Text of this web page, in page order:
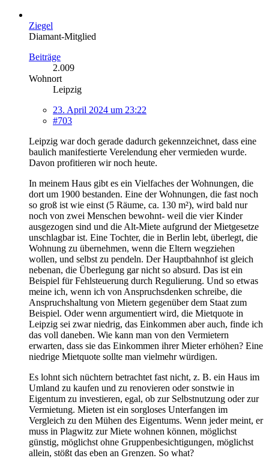
Ziegel
Diamant-Mitglied
Beiträge
2.009
Wohnort
Leipzig
23. April 2024 um 23:22
#703
Leipzig war doch gerade dadurch gekennzeichnet, dass eine
baulich manifestierte Verelendung eher vermieden wurde.
Davon profitieren wir noch heute.
In meinem Haus gibt es ein Vielfaches der Wohnungen, die
dort um 1900 bestanden. Eine der Wohnungen, die fast noch
so groß ist wie einst (5 Räume, ca. 130 m²), wird bald nur
noch von zwei Menschen bewohnt- weil die vier Kinder
ausgezogen sind und die Alt-Miete aufgrund der Mietgesetze
unschlagbar ist. Eine Tochter, die in Berlin lebt, überlegt, die
Wohnung zu übernehmen, wenn die Eltern wegziehen
wollen, und selbst zu pendeln. Der Hauptbahnhof ist gleich
nebenan, die Überlegung gar nicht so absurd. Das ist ein
Beispiel für Fehlsteuerung durch Regulierung. Und so etwas
meine ich, wenn ich von Anspruchsdenken schreibe, die
Anspruchshaltung von Mietern gegenüber dem Staat zum
Beispiel. Oder wenn argumentiert wird, die Mietquote in
Leipzig sei zwar niedrig, das Einkommen aber auch, finde ich
das voll daneben. Wie kann man von den Vermietern
erwarten, dass sie das Einkommen ihrer Mieter erhöhen? Eine
niedrige Mietquote sollte man vielmehr würdigen.
Es lohnt sich nüchtern betrachtet fast nicht, z. B. ein Haus im
Umland zu kaufen und zu renovieren oder sonstwie in
Eigentum zu investieren, egal, ob zur Selbstnutzung oder zur
Vermietung. Mieten ist ein sorgloses Unterfangen im
Vergleich zu den Mühen des Eigentums. Wenn jeder meint, er
muss in Plagwitz zur Miete wohnen können, möglichst
günstig, möglichst ohne Gruppenbesichtigungen, möglichst
allein, stößt das eben an Grenzen. So what?